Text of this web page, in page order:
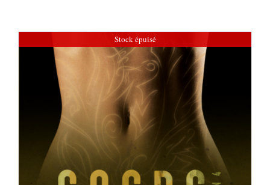
Stock épuisé